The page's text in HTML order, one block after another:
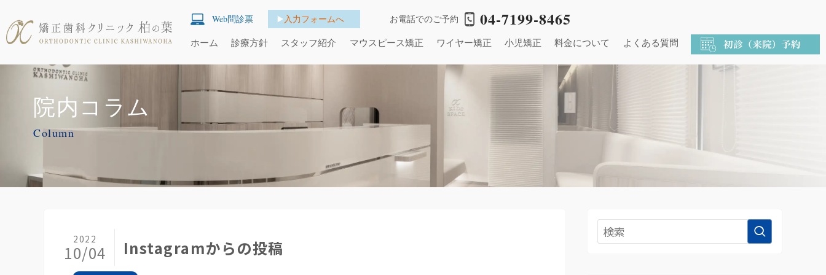
Web問診票 入力フォームへ お電話でのご予約 04-7199-8465
ホーム 診療方針 スタッフ紹介 マウスピース矯正 ワイヤー矯正 小児矯正 料金について よくある質問
院内コラム
Column
Instagramからの投稿
2022
10/04